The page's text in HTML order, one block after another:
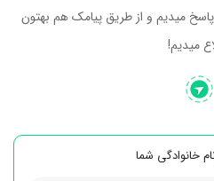
میدیم و از طریق پیامک هم بهتون
میدیم!
خانوادگی شما